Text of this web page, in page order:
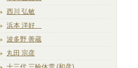
西川 弘敏
浜本 洋好
波多野 善蔵
丸田 宗彦